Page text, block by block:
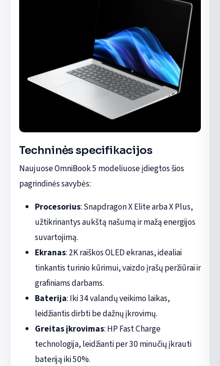
Techninės specifikacijos
Naujuose OmniBook 5 modeliuose įdiegtos šios
pagrindinės savybės:
Procesorius: Snapdragon X Elite arba X Plus,
užtikrinantys aukštą našumą ir mažą energijos
suvartojimą.
Ekranas: 2K raiškos OLED ekranas, idealiai
tinkantis turinio kūrimui, vaizdo įrašų peržiūrai ir
grafiniams darbams.
Baterija: Iki 34 valandų veikimo laikas,
leidžiantis dirbti be dažnų įkrovimų.
Greitas įkrovimas: HP Fast Charge
technologija, leidžianti per 30 minučių įkrauti
bateriją iki 50%.